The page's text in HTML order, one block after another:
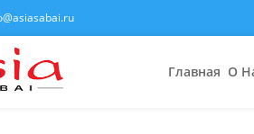
Главная О